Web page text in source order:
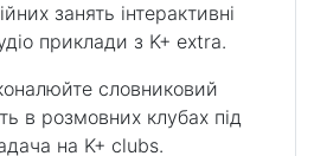
занять інтерактивні
приклади з K+ extra.
словниковий
в розмовних клубах під
на K+ clubs.